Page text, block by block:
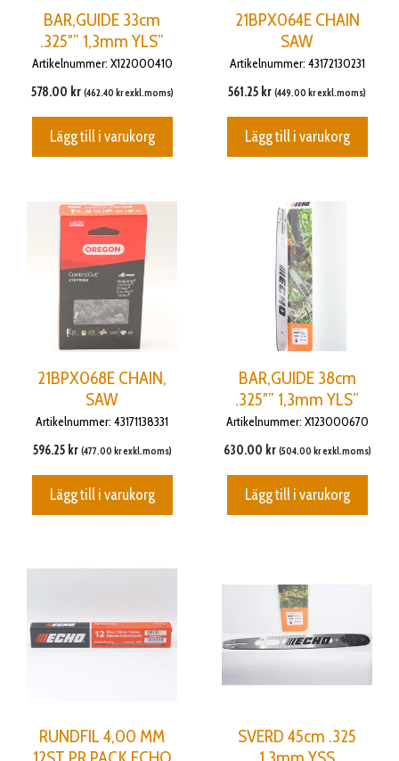
BAR,GUIDE 33cm
.325″” 1,3mm YLS”
Artikelnummer: X122000410
578.00 kr (462.40 krexkl.moms)
Lägg till i varukorg
21BPX064E CHAIN
SAW
Artikelnummer: 43172130231
561.25 kr (449.00 krexkl.moms)
Lägg till i varukorg
21BPX068E CHAIN,
SAW
Artikelnummer: 43171138331
596.25 kr (477.00 krexkl.moms)
Lägg till i varukorg
BAR,GUIDE 38cm
.325″” 1,3mm YLS”
Artikelnummer: X123000670
630.00 kr (504.00 krexkl.moms)
Lägg till i varukorg
RUNDFIL 4,00 MM
SVERD 45cm .325